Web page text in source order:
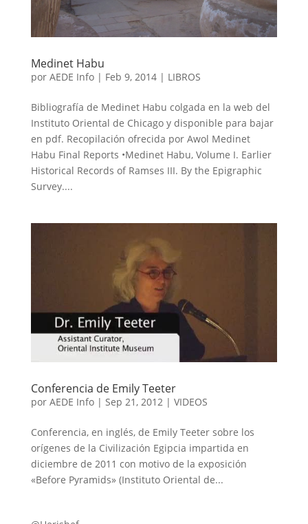
Medinet Habu
por AEDE Info| Feb 9, 2014| LIBROS
Bibliografía de Medinet Habu colgada en la web del
Instituto Oriental de Chicago y disponible para bajar
en pdf. Recopilación ofrecida por Awol Medinet
Habu Final Reports •Medinet Habu, Volume I. Earlier
Historical Records of Ramses III. By the Epigraphic
Survey....
Conferencia de Emily Teeter
por AEDE Info| Sep 21, 2012 | VIDEOS
Conferencia, en inglés, de Emily Teeter sobre los
orígenes de la Civilización Egipcia impartida en
diciembre de 2011 con motivo de la exposición
«Before Pyramids» (Instituto Oriental de...